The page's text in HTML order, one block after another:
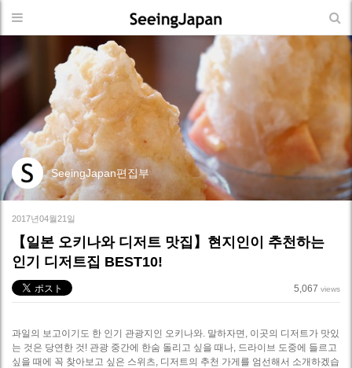
SeeingJapan편집부
2017년04월21일
【일본 오키나와 디저트 맛집】현지인이 추천하는
인기 디저트집 BEST10!
5,067 views
과일의 보고이기도 한 인기 관광지인 오키나와. 말하자면, 이곳의 디저트가 맛있
는 것은 당연한 것! 관광 중간에 한숨 돌리고 싶을 때나, 드라이브 도중에 들르고
싶을 때에 꼭 찾아보고 싶은 스위츠, 디저트의 추천 가게를 엄선해서 소개하겠습